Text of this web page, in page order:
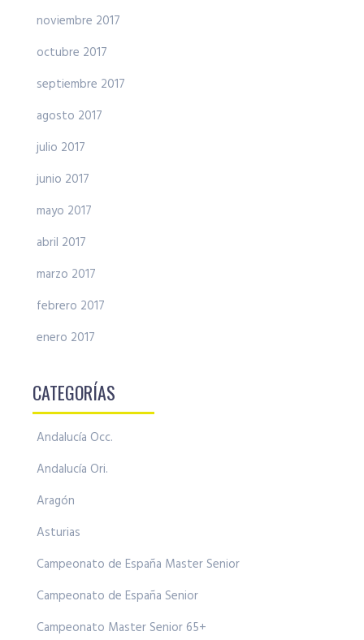
noviembre 2017
octubre 2017
septiembre 2017
agosto 2017
julio 2017
junio 2017
mayo 2017
abril 2017
marzo 2017
febrero 2017
enero 2017
CATEGORÍAS
Andalucía Occ.
Andalucía Ori.
Aragón
Asturias
Campeonato de España Master Senior
Campeonato de España Senior
Campeonato Master Senior 65+